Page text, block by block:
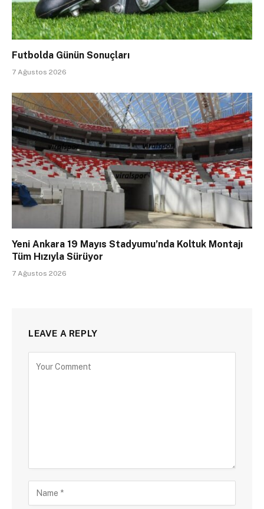
Futbolda Günün Sonuçları
7 Ağustos 2026
Yeni Ankara 19 Mayıs Stadyumu’nda Koltuk Montajı
Tüm Hızıyla Sürüyor
7 Ağustos 2026
LEAVE A REPLY